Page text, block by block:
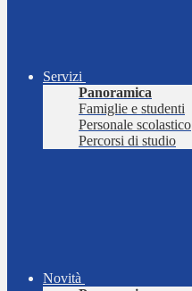
Servizi
Panoramica
Famiglie e studenti
Personale scolastico
Percorsi di studio
Novità